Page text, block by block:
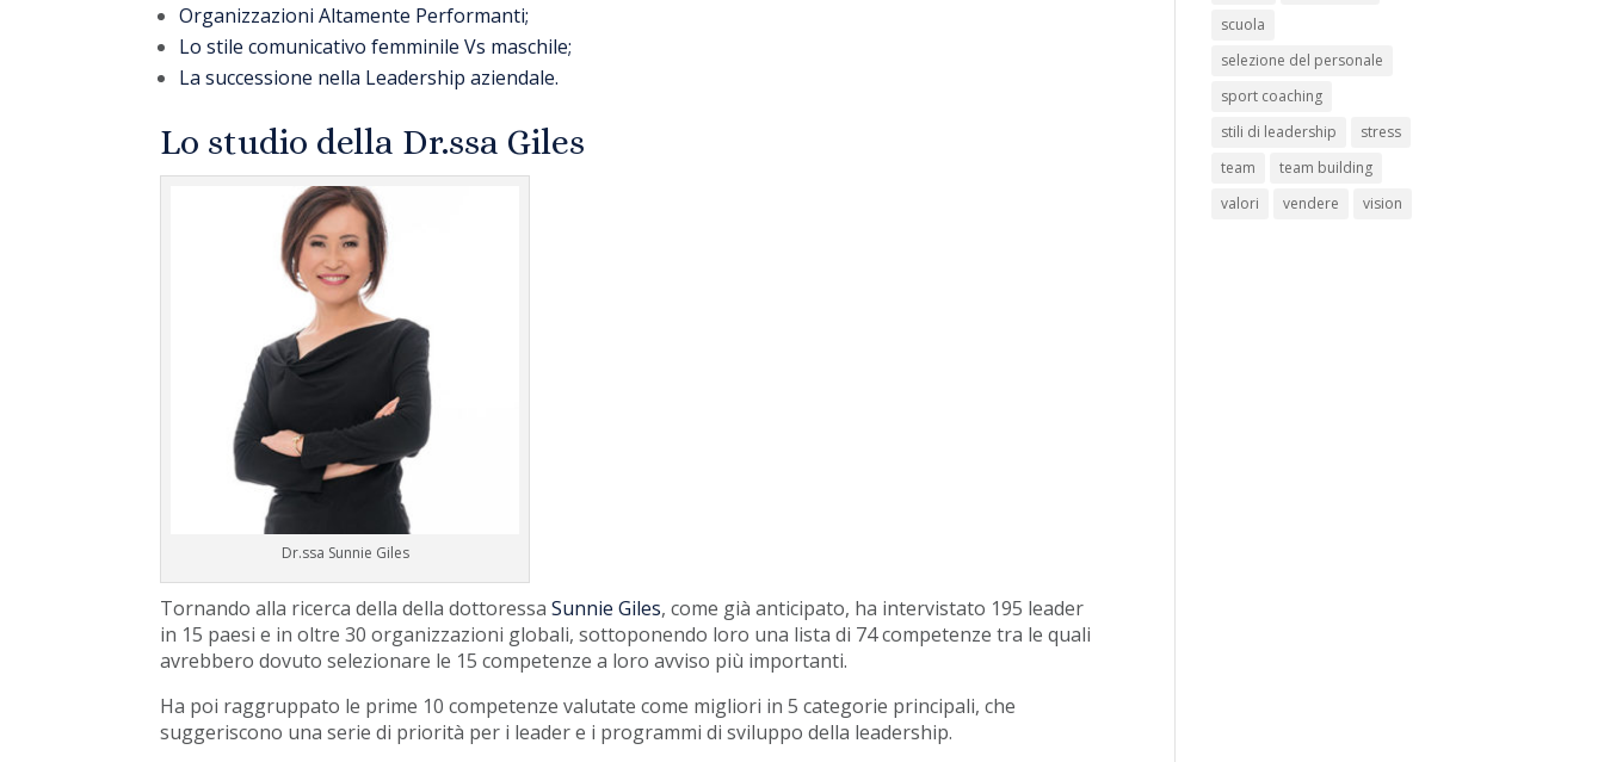
Organizzazioni Altamente Performanti;
Lo stile comunicativo femminile Vs maschile;
La successione nella Leadership aziendale.
Lo studio della Dr.ssa Giles
Dr.ssa Sunnie Giles
Tornando alla ricerca della della dottoressaSunnie Giles, come già anticipato, ha intervistato 195 leader
in 15 paesi e in oltre 30 organizzazioni globali, sottoponendo loro una lista di 74 competenze tra le quali
avrebbero dovuto selezionare le 15 competenze a loro avviso più importanti.
Ha poi raggruppato le prime 10 competenze valutate come migliori in 5 categorie principali, che
suggeriscono una serie di priorità per i leader e i programmi di sviluppo della leadership.
scuola
selezione del personale
sport coaching
stili di leadership
stress
team
team building
valori
vendere vision